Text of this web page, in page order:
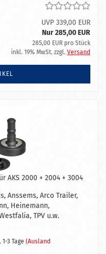
UVP 339,00 EUR
Nur 285,00 EUR
285,00 EUR pro Stück
inkl. 19% MwSt. zzgl. Versand
AKS 2000 + 2004 + 3004
Anssems, Arco Trailer,
Heinemann,
TPV u.w.
3 Tage (Ausland